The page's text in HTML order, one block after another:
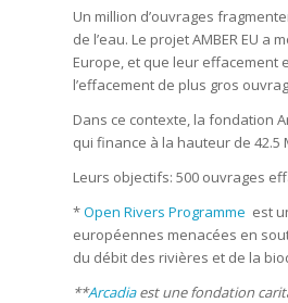
Un million d’ouvrages
de l’eau. Le projet AMBER EU
Europe, et que leur effacement
l’effacement de plus gros
Dans ce contexte, la fondation
qui finance à la hauteur de 42.5
Leurs objectifs: 500 ouvrages
*Open Rivers Programme est
européennes menacées en
du débit des rivières et de la
**Arcadiaest une fondation